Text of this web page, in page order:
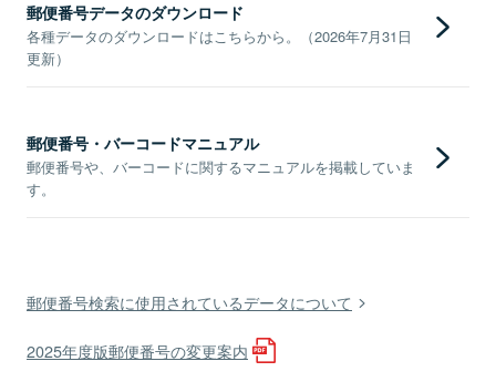
郵便番号データのダウンロード
各種データのダウンロードはこちらから。（2026年7月31日
更新）
郵便番号・バーコードマニュアル
郵便番号や、バーコードに関するマニュアルを掲載していま
す。
郵便番号検索に使用されているデータについて
2025年度版郵便番号の変更案内